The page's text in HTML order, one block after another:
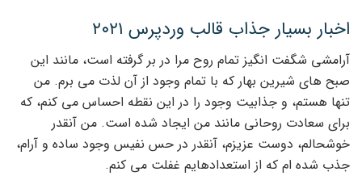
اخبار بسیار جذاب قالب وردپرس ۲۰۲۱
آرامشی شگفت انگیز تمام روح مرا در بر گرفته است، مانند این
صبح های شیرین بهار که با تمام وجود از آن لذت می برم. من
تنها هستم، و جذابیت وجود را در این نقطه احساس می کنم، که
برای سعادت روحانی مانند من ایجاد شده است. من آنقدر
خوشحالم، دوست عزیزم، آنقدر در حس نفیس وجود ساده و آرام،
جذب شده ام که از استعدادهایم غفلت می کنم.